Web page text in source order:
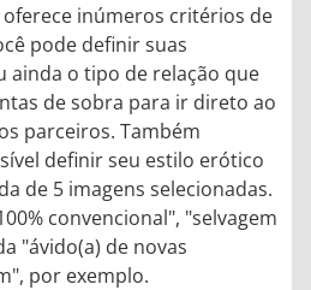
inúmeros critérios de
pode definir suas
ainda o tipo de relação que
de sobra para ir direto ao
parceiros. Também
definir seu estilo erótico
de 5 imagens selecionadas.
convencional", "selvagem
"ávido(a) de novas
por exemplo.